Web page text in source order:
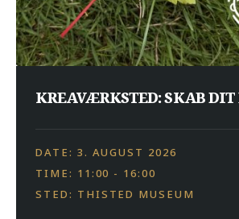
KREAVÆRKSTED: SKAB DIT
DATE: 3. AUGUST 2026
TIME: 11:00 - 16:00
STED: THISTED MUSEUM